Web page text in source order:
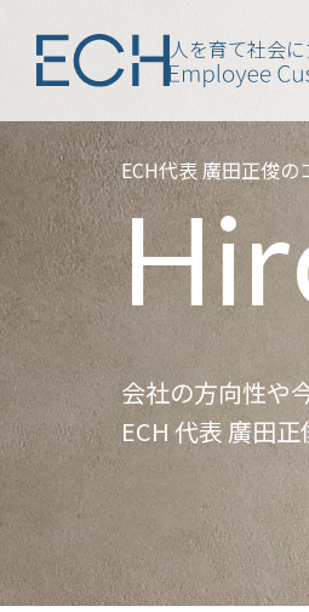
人を育て社会
ECH代表 廣田正俊の
会社の方向性や
ECH 代表 廣田